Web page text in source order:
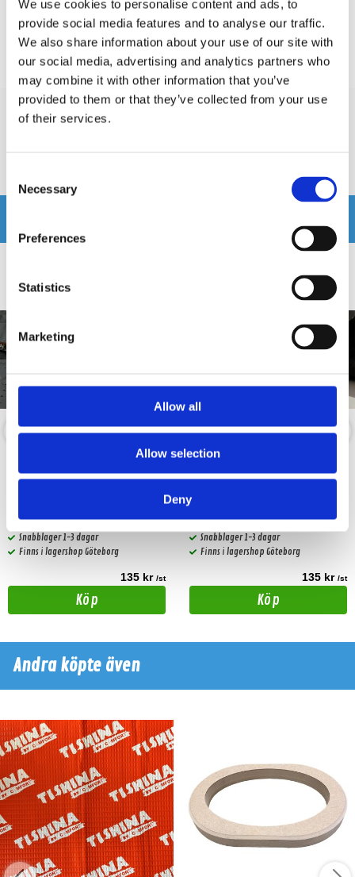
We use cookies to personalise content and ads, to
provide social media features and to analyse our traffic.
We also share information about your use of our site with
our social media, advertising and analytics partners who
may combine it with other information that you’ve
provided to them or that they’ve collected from your use
of their services.
Selection
Necessary
Preferences
Statistics
Marketing
Allow all
Allow selection
Deny
Prishistorik
Lägsta pris de senaste 30 dagarna är 160 kr
GALAXY (7 mm)
vibrationsdämpning & ljudisolering i
ett och samma lager
Snabblager 1-3 dagar
Finns i lagershop Göteborg
135 kr /st
Köp
(2,5 mm)
2,5 mm Dämpmatta för
vibrationsdämpning & ljudisolering i
ett och samma lager
Snabblager 1-3 dagar
Finns i lagershop Göteborg
135 kr /st
Köp
Andra köpte även